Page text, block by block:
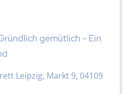
gemütlich - Ein
Leipzig, Markt 9, 04109